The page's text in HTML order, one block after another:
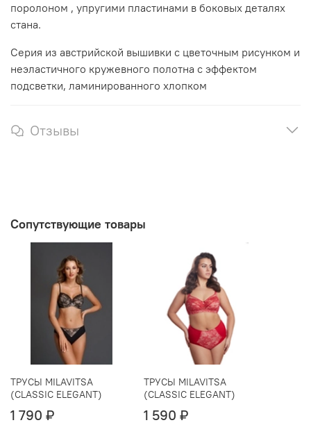
поролоном , упругими пластинами в боковых деталях
стана.
Серия из австрийской вышивки с цветочным рисунком и
неэластичного кружевного полотна с эффектом
подсветки, ламинированного хлопком
Отзывы
Сопутствующие товары
ТРУСЫ MILAVITSA
(CLASSIC ELEGANT)
1 790 ₽
ТРУСЫ MILAVITSA
(CLASSIC ELEGANT)
1 590 ₽